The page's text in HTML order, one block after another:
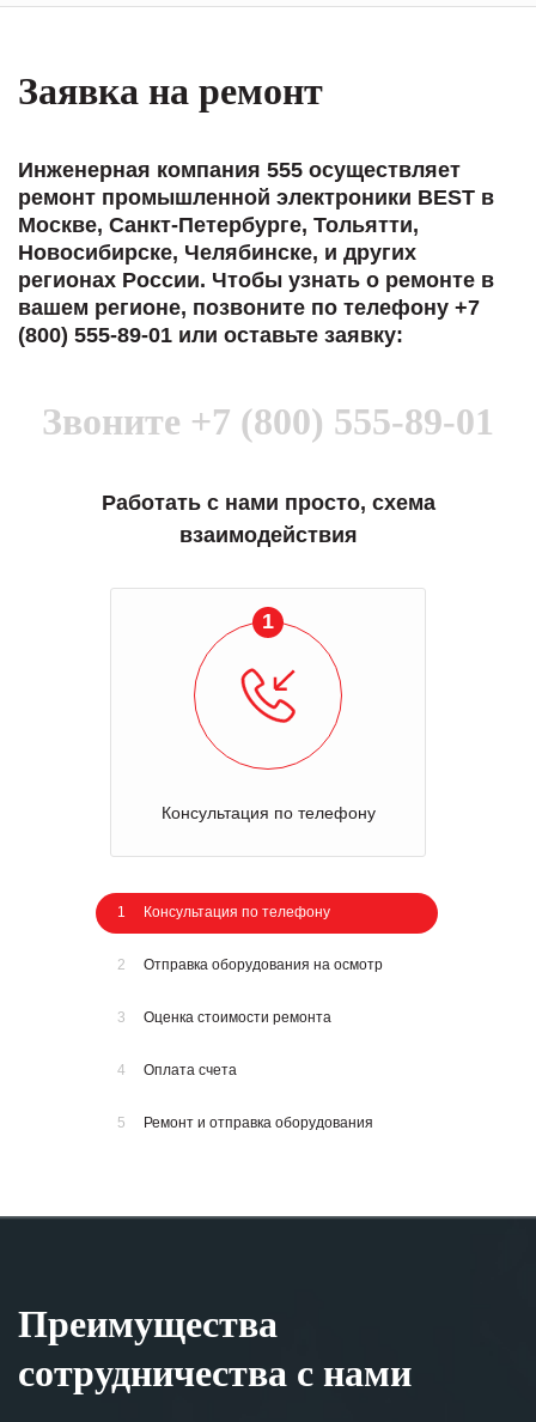
Заявка на ремонт
Инженерная компания 555 осуществляет
ремонт промышленной электроники BEST в
Москве, Санкт-Петербурге, Тольятти,
Новосибирске, Челябинске, и других
регионах России. Чтобы узнать о ремонте в
вашем регионе, позвоните по телефону +7
(800) 555-89-01 или оставьте заявку:
Звоните +7 (800) 555-89-01
Работать с нами просто, схема
взаимодействия
1
Консультация по телефону
1 Консультация по телефону
2 Отправка оборудования на осмотр
3 Оценка стоимости ремонта
4 Оплата счета
5 Ремонт и отправка оборудования
Преимущества
сотрудничества с нами